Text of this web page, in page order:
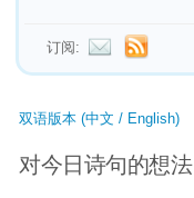
订阅:
双语版本 (中文 / English)
对今日诗句的想法